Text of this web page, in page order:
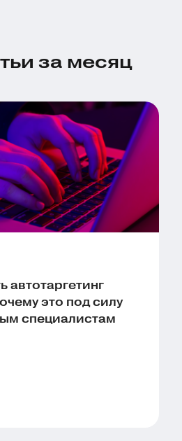
за месяц
автотаргетинг
это под силу
специалистам